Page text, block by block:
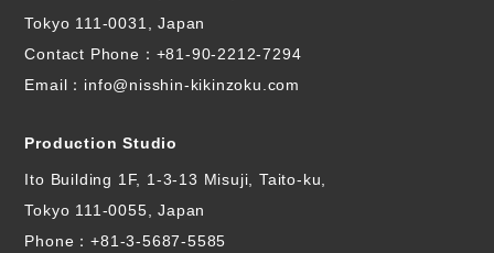
Tokyo 111-0031, Japan
Contact Phone： +81-90-2212-7294
Email：info@nisshin-kikinzoku.com
Production Studio
Ito Building 1F, 1-3-13 Misuji, Taito-ku,
Tokyo 111-0055, Japan
Phone：+81-3-5687-5585